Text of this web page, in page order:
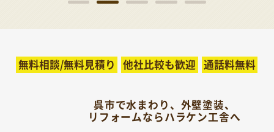
無料相談/無料見積り 他社比較も歓迎 通話料無料
呉市で水まわり、外壁塗装、
リフォームならハラケン工舎へ